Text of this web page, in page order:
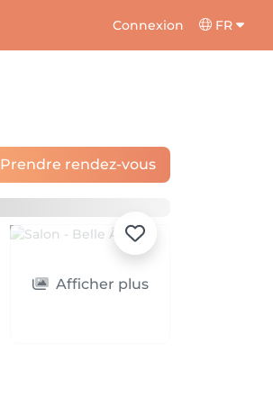
Connexion FR
Prendre rendez-vous
Afficher plus